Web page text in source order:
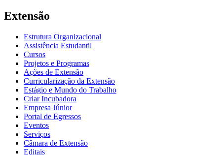
Extensão
Estrutura Organizacional
Assistência Estudantil
Cursos
Projetos e Programas
Ações de Extensão
Curricularização da Extensão
Estágio e Mundo do Trabalho
Criar Incubadora
Empresa Júnior
Portal de Egressos
Eventos
Serviços
Câmara de Extensão
Editais